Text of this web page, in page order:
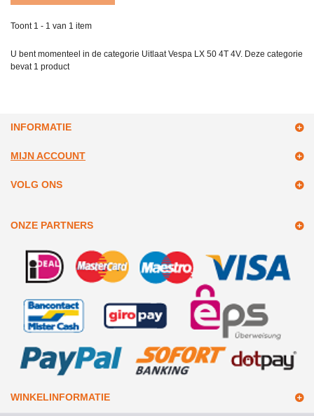
Toont 1 - 1 van 1 item
U bent momenteel in de categorie Uitlaat Vespa LX 50 4T 4V. Deze categorie
bevat 1 product
INFORMATIE
MIJN ACCOUNT
VOLG ONS
ONZE PARTNERS
WINKELINFORMATIE